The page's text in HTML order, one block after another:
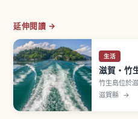
延伸閱讀 →
生活
滋賀・竹
竹生島位於
島上有寶嚴
神龜元年（
滋賀縣 →